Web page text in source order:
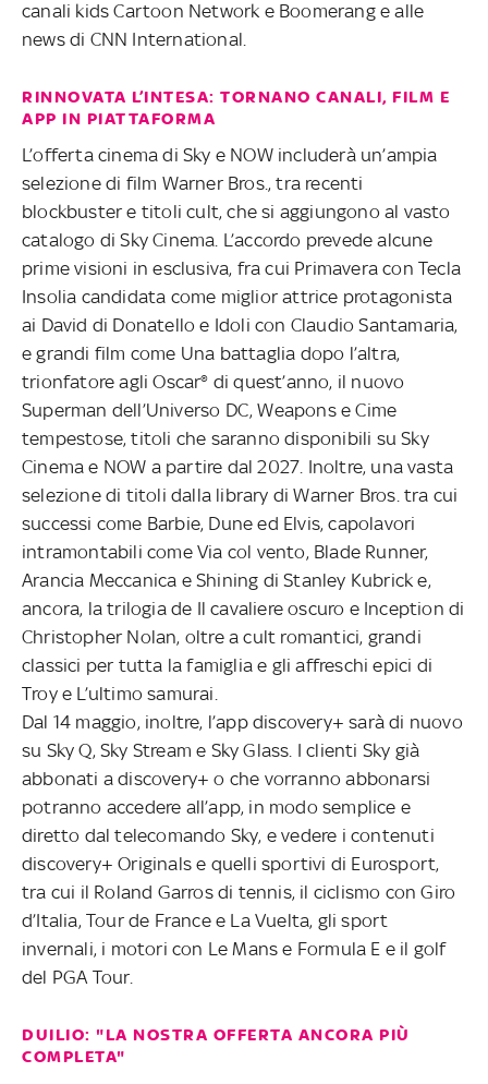
canali kids Cartoon Network e Boomerang e alle
news di CNN International.
RINNOVATA L’INTESA: TORNANO CANALI, FILM E
APP IN PIATTAFORMA
L’offerta cinema di Sky e NOW includerà un’ampia
selezione di film Warner Bros., tra recenti
blockbuster e titoli cult, che si aggiungono al vasto
catalogo di Sky Cinema. L’accordo prevede alcune
prime visioni in esclusiva, fra cui Primavera con Tecla
Insolia candidata come miglior attrice protagonista
ai David di Donatello e Idoli con Claudio Santamaria,
e grandi film come Una battaglia dopo l’altra,
trionfatore agli Oscar® di quest’anno, il nuovo
Superman dell’Universo DC, Weapons e Cime
tempestose, titoli che saranno disponibili su Sky
Cinema e NOW a partire dal 2027. Inoltre, una vasta
selezione di titoli dalla library di Warner Bros. tra cui
successi come Barbie, Dune ed Elvis, capolavori
intramontabili come Via col vento, Blade Runner,
Arancia Meccanica e Shining di Stanley Kubrick e,
ancora, la trilogia de Il cavaliere oscuro e Inception di
Christopher Nolan, oltre a cult romantici, grandi
classici per tutta la famiglia e gli affreschi epici di
Troy e L’ultimo samurai.
Dal 14 maggio, inoltre, l’app discovery+ sarà di nuovo
su Sky Q, Sky Stream e Sky Glass. I clienti Sky già
abbonati a discovery+ o che vorranno abbonarsi
potranno accedere all’app, in modo semplice e
diretto dal telecomando Sky, e vedere i contenuti
discovery+ Originals e quelli sportivi di Eurosport,
tra cui il Roland Garros di tennis, il ciclismo con Giro
d’Italia, Tour de France e La Vuelta, gli sport
invernali, i motori con Le Mans e Formula E e il golf
del PGA Tour.
DUILIO: "LA NOSTRA OFFERTA ANCORA PIÙ
COMPLETA"